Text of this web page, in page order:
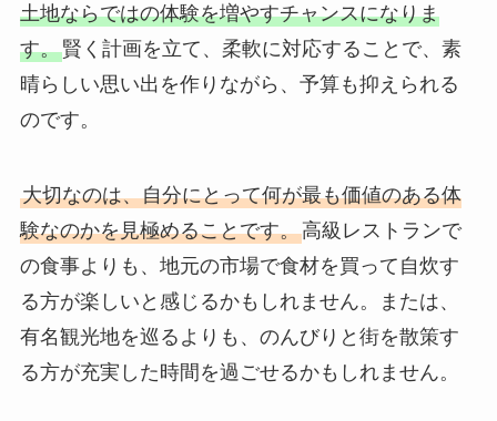
土地ならではの体験を増やすチャンスになりま
す。賢く計画を立て、柔軟に対応することで、素
晴らしい思い出を作りながら、予算も抑えられる
のです。
大切なのは、自分にとって何が最も価値のある体
験なのかを見極めることです。高級レストランで
の食事よりも、地元の市場で食材を買って自炊す
る方が楽しいと感じるかもしれません。または、
有名観光地を巡るよりも、のんびりと街を散策す
る方が充実した時間を過ごせるかもしれません。